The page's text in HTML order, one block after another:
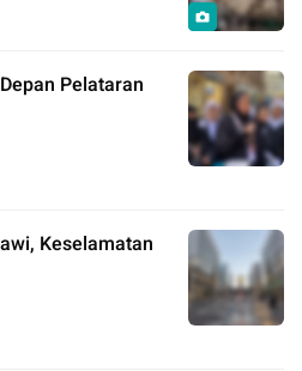
Pelataran
Keselamatan